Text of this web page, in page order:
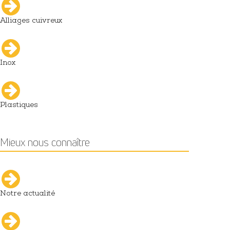
Alliages cuivreux
Inox
Plastiques
Mieux nous connaître
Notre actualité